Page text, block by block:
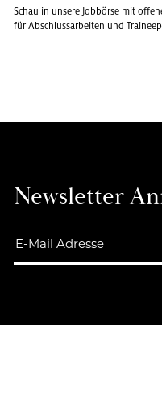
Schau in un­se­re Job­bör­se mit
für Ab­schluss­ar­bei­ten und
News­let­ter